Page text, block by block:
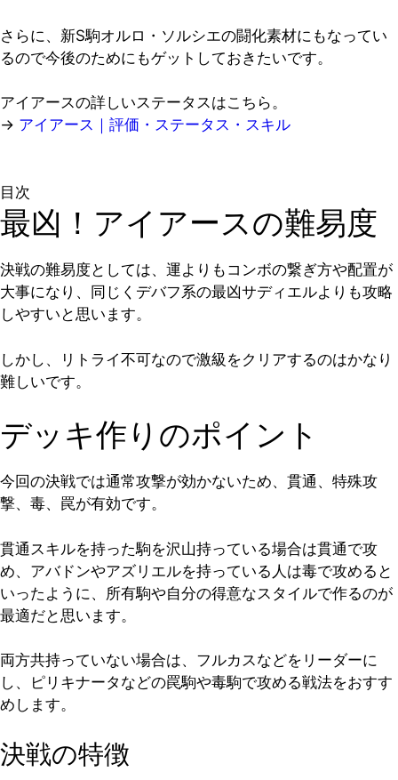
さらに、新S駒オルロ・ソルシエの闘化素材にもなってい
るので今後のためにもゲットしておきたいです。
アイアースの詳しいステータスはこちら。
→ アイアース｜評価・ステータス・スキル
目次
最凶！アイアースの難易度
決戦の難易度としては、運よりもコンボの繋ぎ方や配置が
大事になり、同じくデバフ系の最凶サディエルよりも攻略
しやすいと思います。
しかし、リトライ不可なので激級をクリアするのはかなり
難しいです。
デッキ作りのポイント
今回の決戦では通常攻撃が効かないため、貫通、特殊攻
撃、毒、罠が有効です。
貫通スキルを持った駒を沢山持っている場合は貫通で攻
め、アバドンやアズリエルを持っている人は毒で攻めると
いったように、所有駒や自分の得意なスタイルで作るのが
最適だと思います。
両方共持っていない場合は、フルカスなどをリーダーに
し、ピリキナータなどの罠駒や毒駒で攻める戦法をおすす
めします。
決戦の特徴